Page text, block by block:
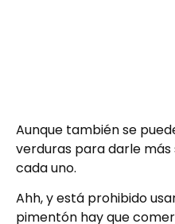
Aunque también se
verduras para darle más
cada uno.
Ahh, y está prohibido
pimentón hay que